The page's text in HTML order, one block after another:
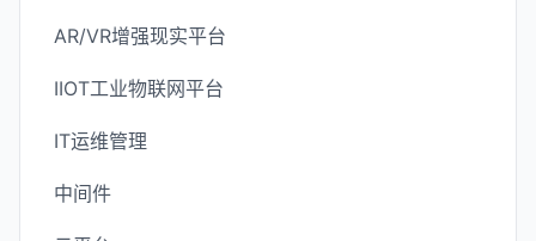
AR/VR增强现实平台
IIOT工业物联网平台
IT运维管理
中间件